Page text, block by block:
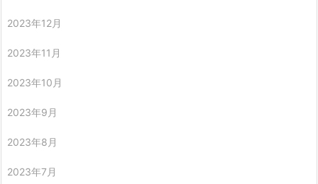
2023年12月
2023年11月
2023年10月
2023年9月
2023年8月
2023年7月